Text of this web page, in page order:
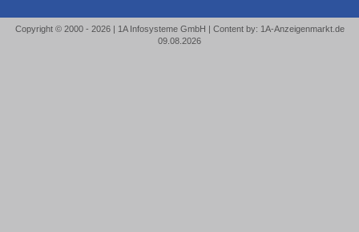
Copyright © 2000 - 2026 | 1A Infosysteme GmbH | Content by: 1A-Anzeigenmarkt.de
09.08.2026